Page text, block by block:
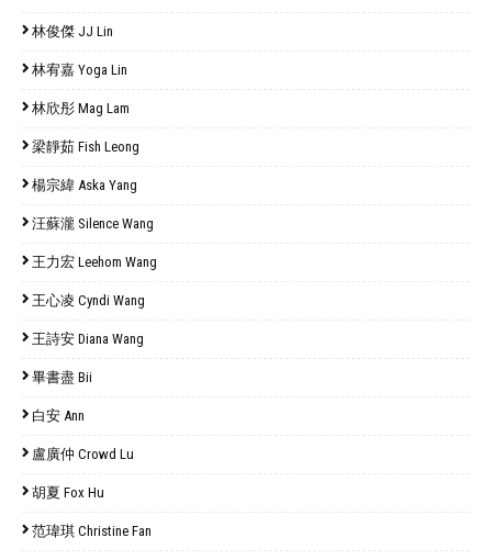
林俊傑 JJ Lin
林宥嘉 Yoga Lin
林欣彤 Mag Lam
梁靜茹 Fish Leong
楊宗緯 Aska Yang
汪蘇瀧 Silence Wang
王力宏 Leehom Wang
王心凌 Cyndi Wang
王詩安 Diana Wang
畢書盡 Bii
白安 Ann
盧廣仲 Crowd Lu
胡夏 Fox Hu
范瑋琪 Christine Fan